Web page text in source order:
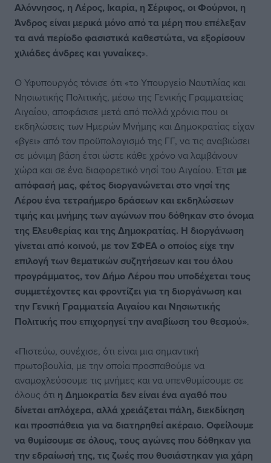
Αλόννησος, η Λέρος, Ικαρία, η Σέριφος, οι Φούρνοι, η
Άνδρος είναι μερικά μόνο από τα μέρη που επέλεξαν
τα ανά περίοδο φασιστικά καθεστώτα, να εξορίσουν
χιλιάδες άνδρες και γυναίκες».
Ο Υφυπουργός τόνισε ότι «το Υπουργείο Ναυτιλίας και
Νησιωτικής Πολιτικής, μέσω της Γενικής Γραμματείας
Αιγαίου, αποφάσισε μετά από πολλά χρόνια που οι
εκδηλώσεις των Ημερών Μνήμης και Δημοκρατίας είχαν
«βγει» από τον προϋπολογισμό της ΓΓ, να τις αναβιώσει
σε μόνιμη βάση έτσι ώστε κάθε χρόνο να λαμβάνουν
χώρα και σε ένα διαφορετικό νησί του Αιγαίου. Έτσι με
απόφασή μας, φέτος διοργανώνεται στο νησί της
Λέρου ένα τετραήμερο δράσεων και εκδηλώσεων
τιμής και μνήμης των αγώνων που δόθηκαν στο όνομα
της Ελευθερίας και της Δημοκρατίας. Η διοργάνωση
γίνεται από κοινού, με τον ΣΦΕΑ ο οποίος είχε την
επιλογή των θεματικών συζητήσεων και του όλου
προγράμματος, τον Δήμο Λέρου που υποδέχεται τους
συμμετέχοντες και φροντίζει για τη διοργάνωση και
την Γενική Γραμματεία Αιγαίου και Νησιωτικής
Πολιτικής που επιχορηγεί την αναβίωση του θεσμού».
«Πιστεύω, συνέχισε, ότι είναι μια σημαντική
πρωτοβουλία, με την οποία προσπαθούμε να
αναμοχλεύσουμε τις μνήμες και να υπενθυμίσουμε σε
όλους ότι η Δημοκρατία δεν είναι ένα αγαθό που
δίνεται απλόχερα, αλλά χρειάζεται πάλη, διεκδίκηση
και προσπάθεια για να διατηρηθεί ακέραιο. Οφείλουμε
να θυμίσουμε σε όλους, τους αγώνες που δόθηκαν για
την εδραίωσή της, τις ζωές που θυσιάστηκαν για χάρη